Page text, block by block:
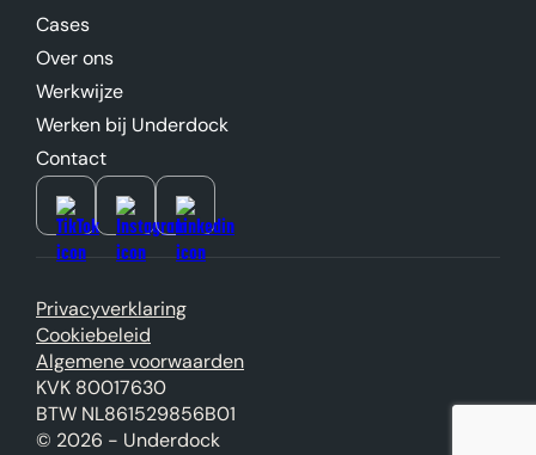
Cases
Over ons
Werkwijze
Werken bij Underdock
Contact
Privacyverklaring
Cookiebeleid
Algemene voorwaarden
KVK 80017630
BTW NL861529856B01
© 2026 - Underdock